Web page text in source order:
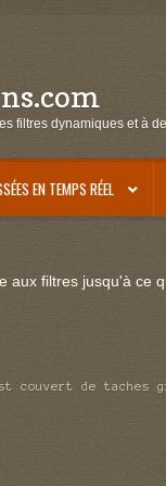
filtres dynamiques et à
EN TEMPS RÉEL
filtres jusqu'à ce
couvert de taches